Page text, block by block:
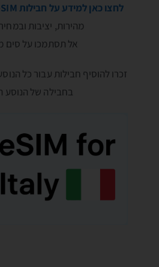
לחצו כאן למידע על חבילות eSIM טובות לאיטליה…
מהירות, יציבות
אל תסתמכו על סים
זכרו להוסיף חבילות עבור כל
בחבילה של הנוסע